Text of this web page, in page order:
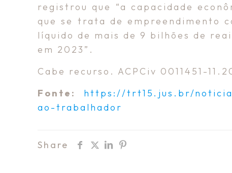
registrou que “a capacidade
que se trata de empreendimento
líquido de mais de 9 bilhões de
em 2023”.
Cabe recurso. ACPCiv 0011451-
Fonte:
https://trt15.jus.br/
ao-trabalhador
Share